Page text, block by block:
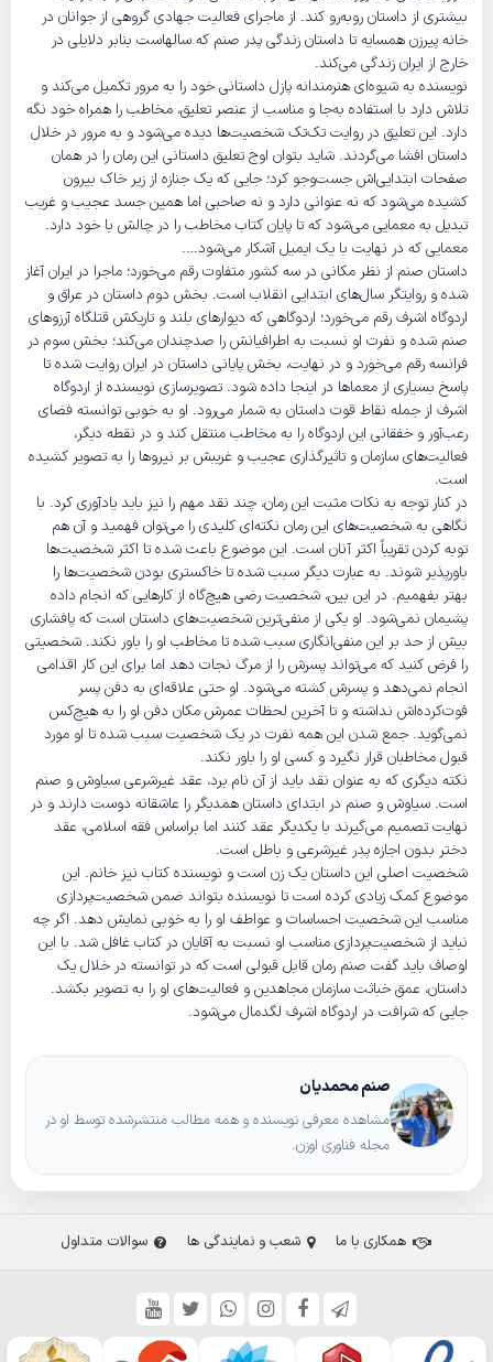
بیشتری از داستان روبه‌رو کند. از ماجرای فعالیت جهادی گروهی از جوانان در
خانه پیرزن همسایه تا داستان زندگی پدر صنم که سالهاست بنابر دلایلی در
خارج از ایران زندگی می‌کند.
نویسنده به شیوه‌ای هنرمندانه پازل داستانی خود را به مرور تکمیل می‌کند و
تلاش دارد با استفاده به‌جا و مناسب از عنصر تعلیق، مخاطب را همراه خود نگه
دارد. این تعلیق در روایت تک‌تک شخصیت‌ها دیده می‌شود و به مرور در خلال
داستان افشا می‌گردند. شاید بتوان اوج تعلیق داستانی این رمان را در همان
صفحات ابتدایی‌اش جست‌وجو کرد؛ جایی که یک جنازه از زیر خاک بیرون
کشیده می‌شود که نه عنوانی دارد و نه صاحبی اما همین جسد عجیب و غریب
تبدیل به معمایی می‌شود که تا پایان کتاب مخاطب را در چالش با خود دارد.
معمایی که در نهایت با یک ایمیل آشکار می‌شود….
داستان صنم از نظر مکانی در سه کشور متفاوت رقم می‌خورد؛ ماجرا در ایران آغاز
شده و روایتگر سال‌های ابتدایی انقلاب است. بخش دوم داستان در عراق و
اردوگاه اشرف رقم می‌خورد؛ اردوگاهی که دیوارهای بلند و تاریکش قتلگاه آرزوهای
صنم شده و نفرت او نسبت به اطرافیانش را صدچندان می‌کند؛ بخش سوم در
فرانسه رقم می‌خورد و در نهایت، بخش پایانی داستان در ایران روایت شده تا
پاسخ بسیاری از معماها در اینجا داده شود. تصویرسازی نویسنده از اردوگاه
اشرف از جمله نقاط قوت داستان به شمار می‌رود. او به خوبی توانسته فضای
رعب‌آور و خفقانی این اردوگاه را به مخاطب منتقل کند و در نقطه دیگر،
فعالیت‌های سازمان و تاثیرگذاری عجیب و غریبش بر نیروها را به تصویر کشیده
است.
در کنار توجه به نکات مثبت این رمان، چند نقد مهم را نیز باید یادآوری کرد. با
نگاهی به شخصیت‌های این رمان نکته‌ای کلیدی را می‌توان فهمید و آن هم
توبه کردن تقریباً اکثر آنان است. این موضوع باعث شده تا اکثر شخصیت‌ها
باورپذیر شوند. به عبارت دیگر سبب شده تا خاکستری بودن شخصیت‌ها را
بهتر بفهمیم. در این بین، شخصیت رضی هیچ‌گاه از کارهایی که انجام داده
پشیمان نمی‌شود. او یکی از منفی‌ترین شخصیت‌های داستان است که پافشاری
بیش از حد بر این منفی‌انگاری سبب شده تا مخاطب او را باور نکند. شخصیتی
را فرض کنید که می‌تواند پسرش را از مرگ نجات دهد اما برای این کار اقدامی
انجام نمی‌دهد و پسرش کشته می‌شود. او حتی علاقه‌ای به دفن پسر
فوت‌کرده‌اش نداشته و تا آخرین لحظات عمرش مکان دفن او را به هیچ‌کس
نمی‌گوید. جمع شدن این همه نفرت در یک شخصیت سبب شده تا او مورد
قبول مخاطبان قرار نگیرد و کسی او را باور نکند.
نکته دیگری که به عنوان نقد باید از آن نام برد، عقد غیرشرعی سیاوش و صنم
است. سیاوش و صنم در ابتدای داستان همدیگر را عاشقانه دوست دارند و در
نهایت تصمیم می‌گیرند با یکدیگر عقد کنند اما براساس فقه اسلامی، عقد
دختر بدون اجازه پدر غیرشرعی و باطل است.
شخصیت اصلی این داستان یک زن است و نویسنده کتاب نیز خانم. این
موضوع کمک زیادی کرده است تا نویسنده بتواند ضمن شخصیت‌پردازی
مناسب این شخصیت احساسات و عواطف او را به خوبی نمایش دهد. اگر چه
نباید از شخصیت‌پردازی مناسب او نسبت به آقایان در کتاب غافل شد. با این
اوصاف باید گفت صنم رمان قابل قبولی است که در توانسته در خلال یک
داستان، عمق خباثت سازمان مجاهدین و فعالیت‌های او را به تصویر بکشد.
جایی که شرافت در اردوگاه اشرف لگدمال می‌شود.
صنم محمدیان
مشاهده معرفی نویسنده و همه مطالب منتشرشده توسط او در
مجله فناوری اوزن.
همکاری با ما شعب و نمایندگی ها سوالات متداول